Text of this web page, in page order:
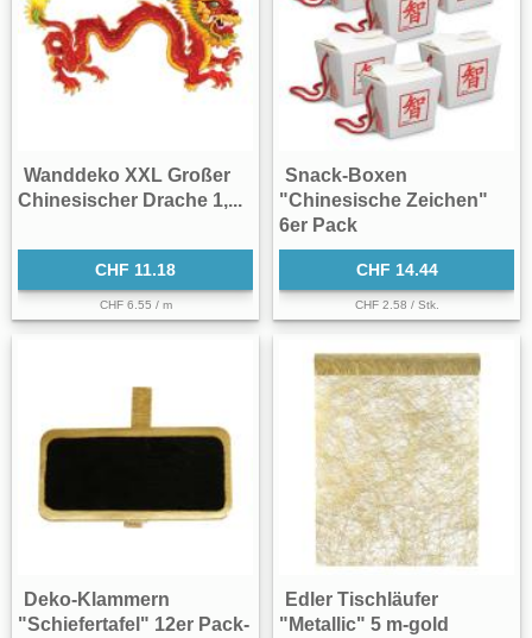
Wanddeko XXL Großer
Chinesischer Drache 1,...
CHF 11.18
CHF 6.55 / m
Snack-Boxen
"Chinesische Zeichen"
6er Pack
CHF 14.44
CHF 2.58 / Stk.
Deko-Klammern
"Schiefertafel" 12er Pack-
Edler Tischläufer
"Metallic" 5 m-gold